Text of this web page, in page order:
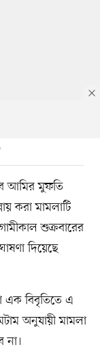
আমির মুফতি
করা মামলাটি
শুক্রবারের
দিয়েছে
এক বিবৃতিতে এ
অনুযায়ী মামলা
না।